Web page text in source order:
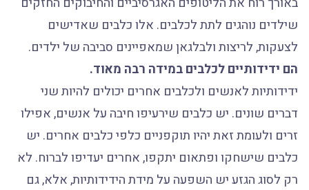
שילדים נוהגים לתת לכלבים. אלו כלבים שאדישים
לצעקות, לריצות ולבלגאן שמאפיינים סביבה של ילדים.
הם ידידותיים לכלבים במידה רבה מאוד.
ידידותיות לאנשים ולכלבים אחרים יכולים להיות שני
דברים שונים. יש כלבים שירעיפו חיבה על אנשים, אפילו
זרים ולעומת זאת יהיו תוקפניים כלפי כלבים אחרים. יש
כלבים שישחקו ופתאום יתקפו, אחרים יעדיפו לברוח. לא
רק לסוג הגזע יש השפעה על מידת הידידותיות, אלא, גם